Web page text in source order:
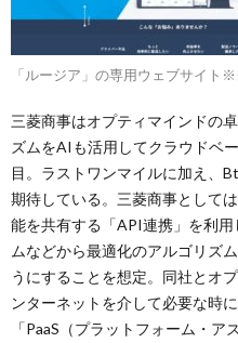
「ルージア」の専用ウェブサイト
三菱商事はオプティマインドの
ズムをAIも活用してクラウドベ
目。ラストワンマイルに加え、
期待している。三菱商事として
能を共有する「API連携」を利
ムなどから最適化のアルゴリズ
うにすることを想定。同社とオ
ンターネットを介して必要な時
「PaaS（プラットフォーム・